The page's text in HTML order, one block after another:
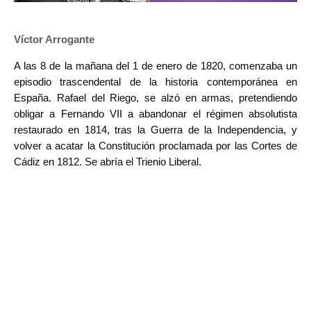
Víctor Arrogante
A las 8 de la mañana del 1 de enero de 1820, comenzaba un
episodio trascendental de la historia contemporánea en
España. Rafael del Riego, se alzó en armas, pretendiendo
obligar a Fernando VII a abandonar el régimen absolutista
restaurado en 1814, tras la Guerra de la Independencia, y
volver a acatar la Constitución proclamada por las Cortes de
Cádiz en 1812. Se abría el Trienio Liberal.